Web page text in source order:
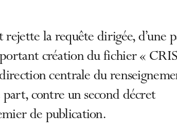
rejette la requête dirigée, d’une
création du fichier «
centrale du
part, contre un second décret
de publication.